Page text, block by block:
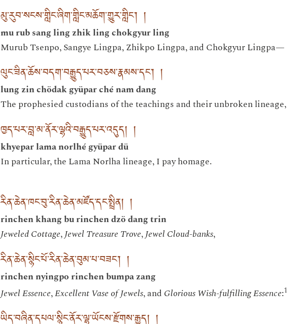
མུ་རུབ་སངས་གླིང་ཞིག་གླིང་མཆོག་གྱུར་གླིང་། །
mu rub sang ling zhik ling chokgyur ling
Murub Tsenpo, Sangye Lingpa, Zhikpo Lingpa, and Chokgyur Lingpa—
ལུང་ཟིན་ཆོས་བདག་བརྒྱུད་པར་བཅས་རྣམས་དང་། །
lung zin chödak gyüpar ché nam dang
The prophesied custodians of the teachings and their unbroken lineage,
ཁྱད་པར་བླ་མ་ནོར་ལྷའི་བརྒྱུད་པར་འདུད། །
khyepar lama norlhé gyüpar dü
In particular, the Lama Norlha lineage, I pay homage.
རིན་ཆེན་ཁང་བུ་རིན་ཆེན་མཛོད་དང་སྤྲིན། །
rinchen khang bu rinchen dzö dang trin
Jeweled Cottage,Jewel Treasure Trove,Jewel Cloud-banks,
རིན་ཆེན་སྙིང་པོ་རིན་ཆེན་བུམ་པ་བཟང་། །
rinchen nyingpo rinchen bumpa zang
Jewel Essence,Excellent Vase of Jewels, and Glorious Wish-fulfilling Essence:1